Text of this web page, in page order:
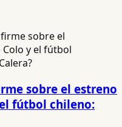
sobre el estreno
fútbol chileno: